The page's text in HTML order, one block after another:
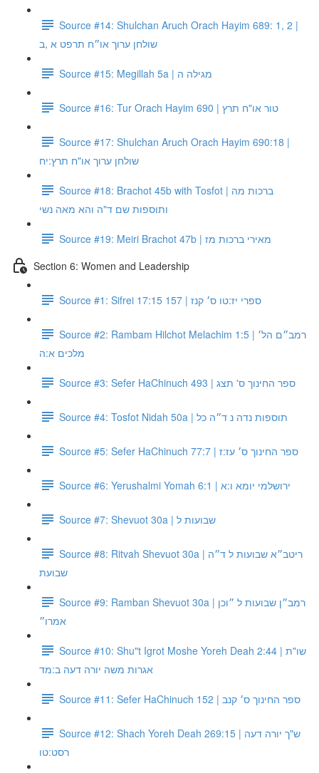
Source #14: Shulchan Aruch Orach Hayim 689: 1, 2 |
שולחן ערוך או״ח תרפט א ,ב
Source #15: Megillah 5a | מגילה ה
Source #16: Tur Orach Hayim 690 | טור או"ח תרץ
Source #17: Shulchan Aruch Orach Hayim 690:18 |
שולחן ערוך או"ח תרץ:יח
Source #18: Brachot 45b with Tosfot | ברכות מה
ותוספות שם ד"ה והא מאה נשי
Source #19: Meiri Brachot 47b | מאירי ברכות מז
Section 6: Women and Leadership
Source #1: Sifrei 17:15 157 | ספרי יז:טו ס׳ קנז
Source #2: Rambam Hilchot Melachim 1:5 | רמב״ם הל׳
מלכים א:ה
Source #3: Sefer HaChinuch 493 | ספר החינוך ס' תצג
Source #4: Tosfot Nidah 50a | תוספות נדה נ ד״ה כל
Source #5: Sefer HaChinuch 77:7 | ספר החינוך ס׳ עז:ז
Source #6: Yerushalmi Yomah 6:1 | ירושלמי יומא ו:א
Source #7: Shevuot 30a | שבועות ל
Source #8: Ritvah Shevuot 30a | ריטב״א שבועות ל ד״ה
שבועת
Source #9: Ramban Shevuot 30a | רמב״ן שבועות ל ״וכן
אמרו״
Source #10: Shu"t Igrot Moshe Yoreh Deah 2:44 | שו"ת
אגרות משה יורה דעה ב:מד
Source #11: Sefer HaChinuch 152 | ספר החינוך ס׳ קנב
Source #12: Shach Yoreh Deah 269:15 | ש"ך יורה דעה
רסט:טו